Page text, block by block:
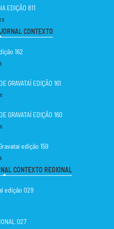
EDIÇÃO 811
CONTEXTO
162
GRAVATAÍ EDIÇÃO 161
GRAVATAÍ EDIÇÃO 160
edição 159
CONTEXTO REGIONAL
edição 029
027